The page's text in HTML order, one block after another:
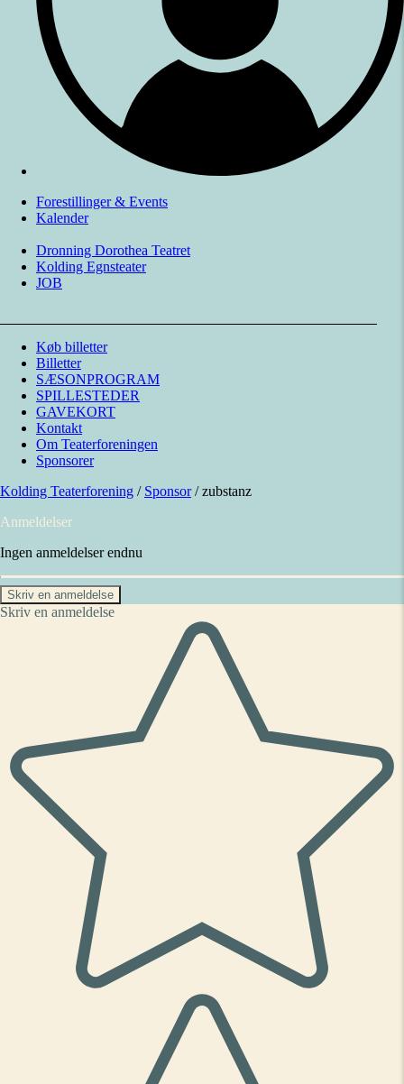
Forestillinger & Events
Kalender
Dronning Dorothea Teatret
Kolding Egnsteater
JOB
Køb billetter
Billetter
SÆSONPROGRAM
SPILLESTEDER
GAVEKORT
Kontakt
Om Teaterforeningen
Sponsorer
Kolding Teaterforening / Sponsor/zubstanz
Anmeldelser
Ingen anmeldelser endnu
Skriv en anmeldelse
Skriv en anmeldelse